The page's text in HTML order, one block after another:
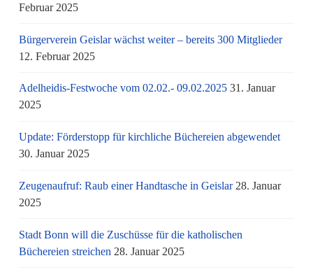
Februar 2025
Bürgerverein Geislar wächst weiter – bereits 300 Mitglieder
12. Februar 2025
Adelheidis-Festwoche vom 02.02.- 09.02.2025 31. Januar
2025
Update: Förderstopp für kirchliche Büchereien abgewendet
30. Januar 2025
Zeugenaufruf: Raub einer Handtasche in Geislar 28. Januar
2025
Stadt Bonn will die Zuschüsse für die katholischen
Büchereien streichen 28. Januar 2025